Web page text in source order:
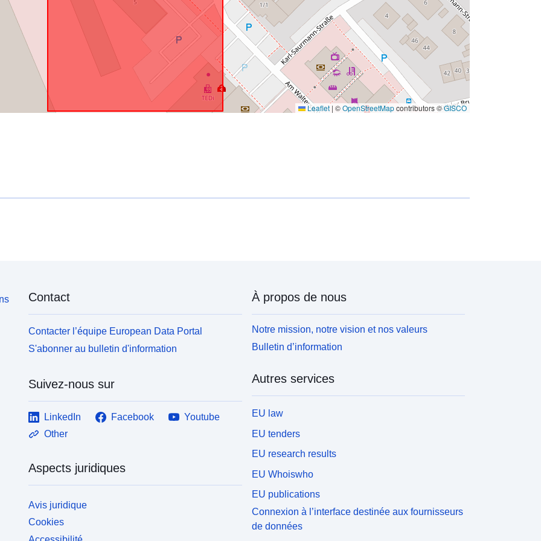
Leaflet | ©OpenStreetMapcontributors ©GISCO
Contact
Contacter l’équipe European Data Portal
S'abonner au bulletin d'information
Suivez-nous sur
LinkedIn Facebook
Youtube
Other
Aspects juridiques
Avis juridique
Cookies
À propos de nous
Notre mission, notre vision et nos valeurs
Bulletin d’information
Autres services
EU law
EU tenders
EU research results
EU Whoiswho
EU publications
Connexion à l’interface destinée aux fournisseurs
de données